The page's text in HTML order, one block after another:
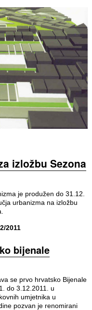
izložbu Sezona
je produžen do 31.12.
urbanizma na izložbu
2011
bijenale
se prvo hrvatsko Bijenale
do 3.12.2011. u
umjetnika u
pozvan je renomirani